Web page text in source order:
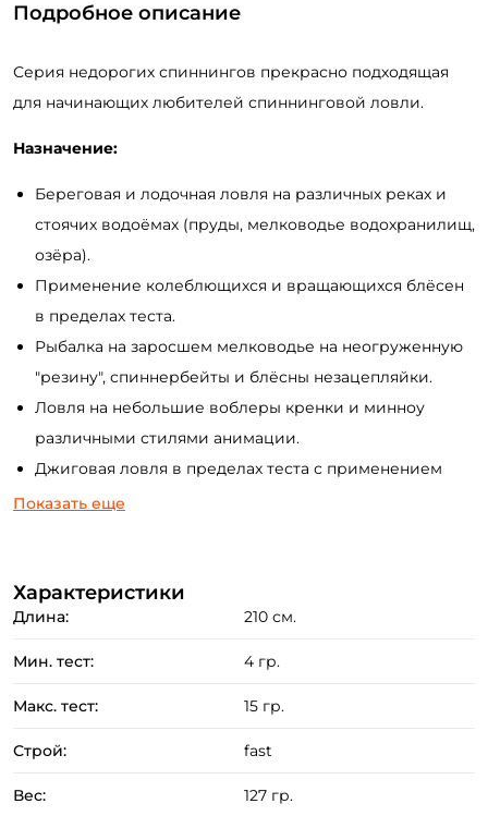
Подробное описание
Серия недорогих спиннингов прекрасно подходящая
для начинающих любителей спиннинговой ловли.
Назначение:
Береговая и лодочная ловля на различных реках и
стоячих водоёмах (пруды, мелководье водохранилищ,
озёра).
Применение колеблющихся и вращающихся блёсен
в пределах теста.
Рыбалка на заросшем мелководье на неогруженную
"резину", спиннербейты и блёсны незацепляйки.
Ловля на небольшие воблеры кренки и минноу
различными стилями анимации.
Джиговая ловля в пределах теста с применением
различных приманок (силиконовые приманки,
Бланк спиннинга изготовлен из лёгкого, но
прочного карбона марки IMF.
кольцами со вставками SIC.
Эргономичная сплошная рукоять изготовленная из
любую погоду (Warm Reel Seat).
Показать еще
Характеристики
Длина: 210 см.
Мин. тест: 4 гр.
Макс. тест: 15 гр.
Строй: fast
Вес: 127 гр.